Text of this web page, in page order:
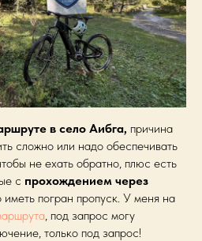
в село Аибга, причина
сложно или надо обеспечивать
не ехать обратно, плюс есть
с прохождением через
погран пропуск. У меня на
, под запрос могу
только под запрос!